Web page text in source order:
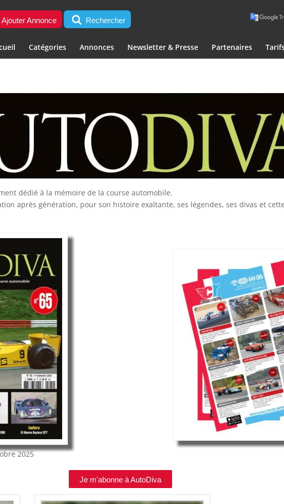
Ajouter Annonce Rechercher
Catégories Annonces Newsletter & Presse Partenaires
dédié à la mémoire de la course automobile.
après génération, pour son histoire exaltante, ses légendes, ses divas et
2025
Je m'abonne à AutoDiva